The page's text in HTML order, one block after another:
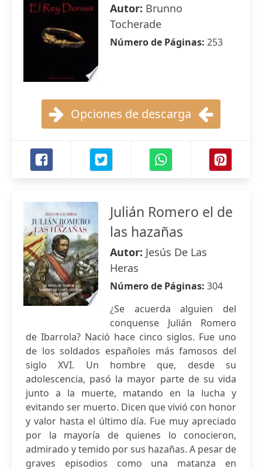
Autor: Brunno
Tocherade
Número de Páginas: 253
Opciones de descarga
Julián Romero el de
las hazañas
Autor: Jesús De Las
Heras
Número de Páginas: 304
¿Se acuerda alguien del
conquense Julián Romero
de Ibarrola? Nació hace cinco siglos. Fue uno
de los soldados españoles más famosos del
siglo XVI. Un hombre que, desde su
adolescencia, pasó la mayor parte de su vida
junto a la muerte, matando en la lucha y
evitando ser muerto. Dicen que vivió con honor
y valor hasta el último día. Fue muy apreciado
por la mayoría de quienes lo conocieron,
admirado y temido por sus hazañas. A pesar de
graves episodios como una matanza en